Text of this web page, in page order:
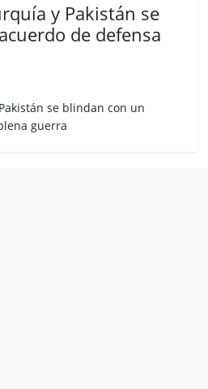
y Pakistán se
de defensa
se blindan con un
guerra